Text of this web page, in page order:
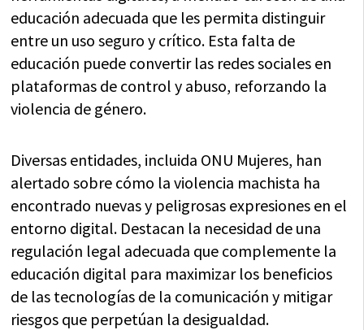
educación adecuada que les permita distinguir
entre un uso seguro y crítico. Esta falta de
educación puede convertir las redes sociales en
plataformas de control y abuso, reforzando la
violencia de género.
Diversas entidades, incluida ONU Mujeres, han
alertado sobre cómo la violencia machista ha
encontrado nuevas y peligrosas expresiones en el
entorno digital. Destacan la necesidad de una
regulación legal adecuada que complemente la
educación digital para maximizar los beneficios
de las tecnologías de la comunicación y mitigar
riesgos que perpetúan la desigualdad.